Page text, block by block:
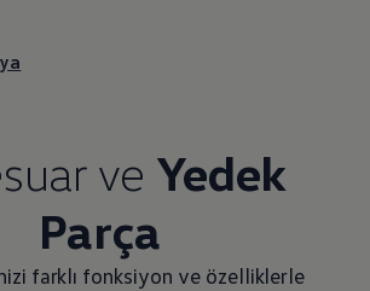
veYedek
Parça
farklı fonksiyon ve özelliklerle